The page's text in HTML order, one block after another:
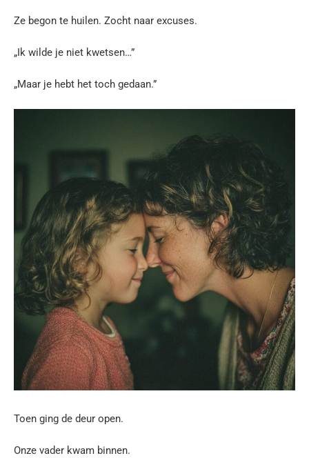
Ze begon te huilen. Zocht naar excuses.
„Ik wilde je niet kwetsen…”
„Maar je hebt het toch gedaan.”
Toen ging de deur open.
Onze vader kwam binnen.